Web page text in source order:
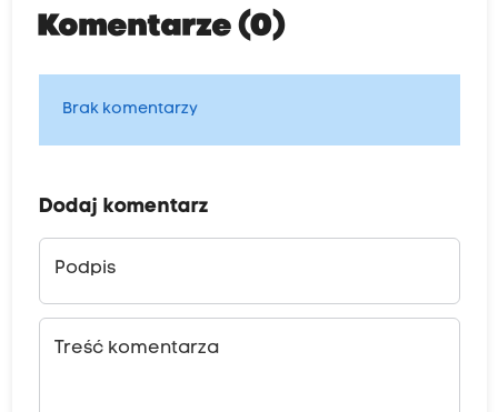
Komentarze (0)
Brak komentarzy
Dodaj komentarz
Podpis
Treść komentarza